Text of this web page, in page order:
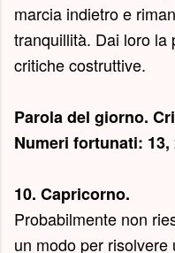
marcia indietro e
tranquillità. Dai loro la
critiche costruttive.
Parola del giorno.
Numeri fortunati: 13,
10. Capricorno.
Probabilmente non
un modo per